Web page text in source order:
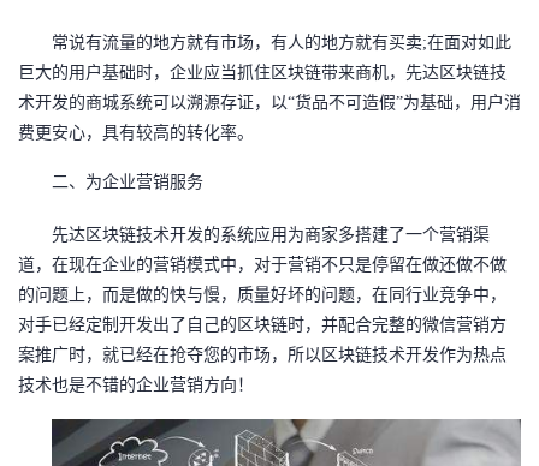
者
我
的
博
客
我
的
论
坛
我
的
圈
子
我
的
直
我
的
我
常说有流量的地方就有市场，有人的地方就有买卖;在面对如此
巨大的用户基础时，企业应当抓住 区块链带来商机， 先达 区块链技
术开发的商城系统可以溯源存证 ，以“货品不可造假”为基础 ， 用户消
费更安心，具有较高的转化率。
二、 为企业营销服务
先达区块链技术开发的系统应用为商家多搭建了一个营销渠
道，在现在企业的营销模式中，对于营销不只是停留在做还做不做
的问题上，而是做的快与慢，质量好坏的问题，在同行业竞争中，
对手已经定制开发出了自己的区块链时，并配合完整的微信营销方
案推广时，就已经在抢夺您的市场， 所以区块链技术开发作为热点
技术也是不错的企业营销方向！